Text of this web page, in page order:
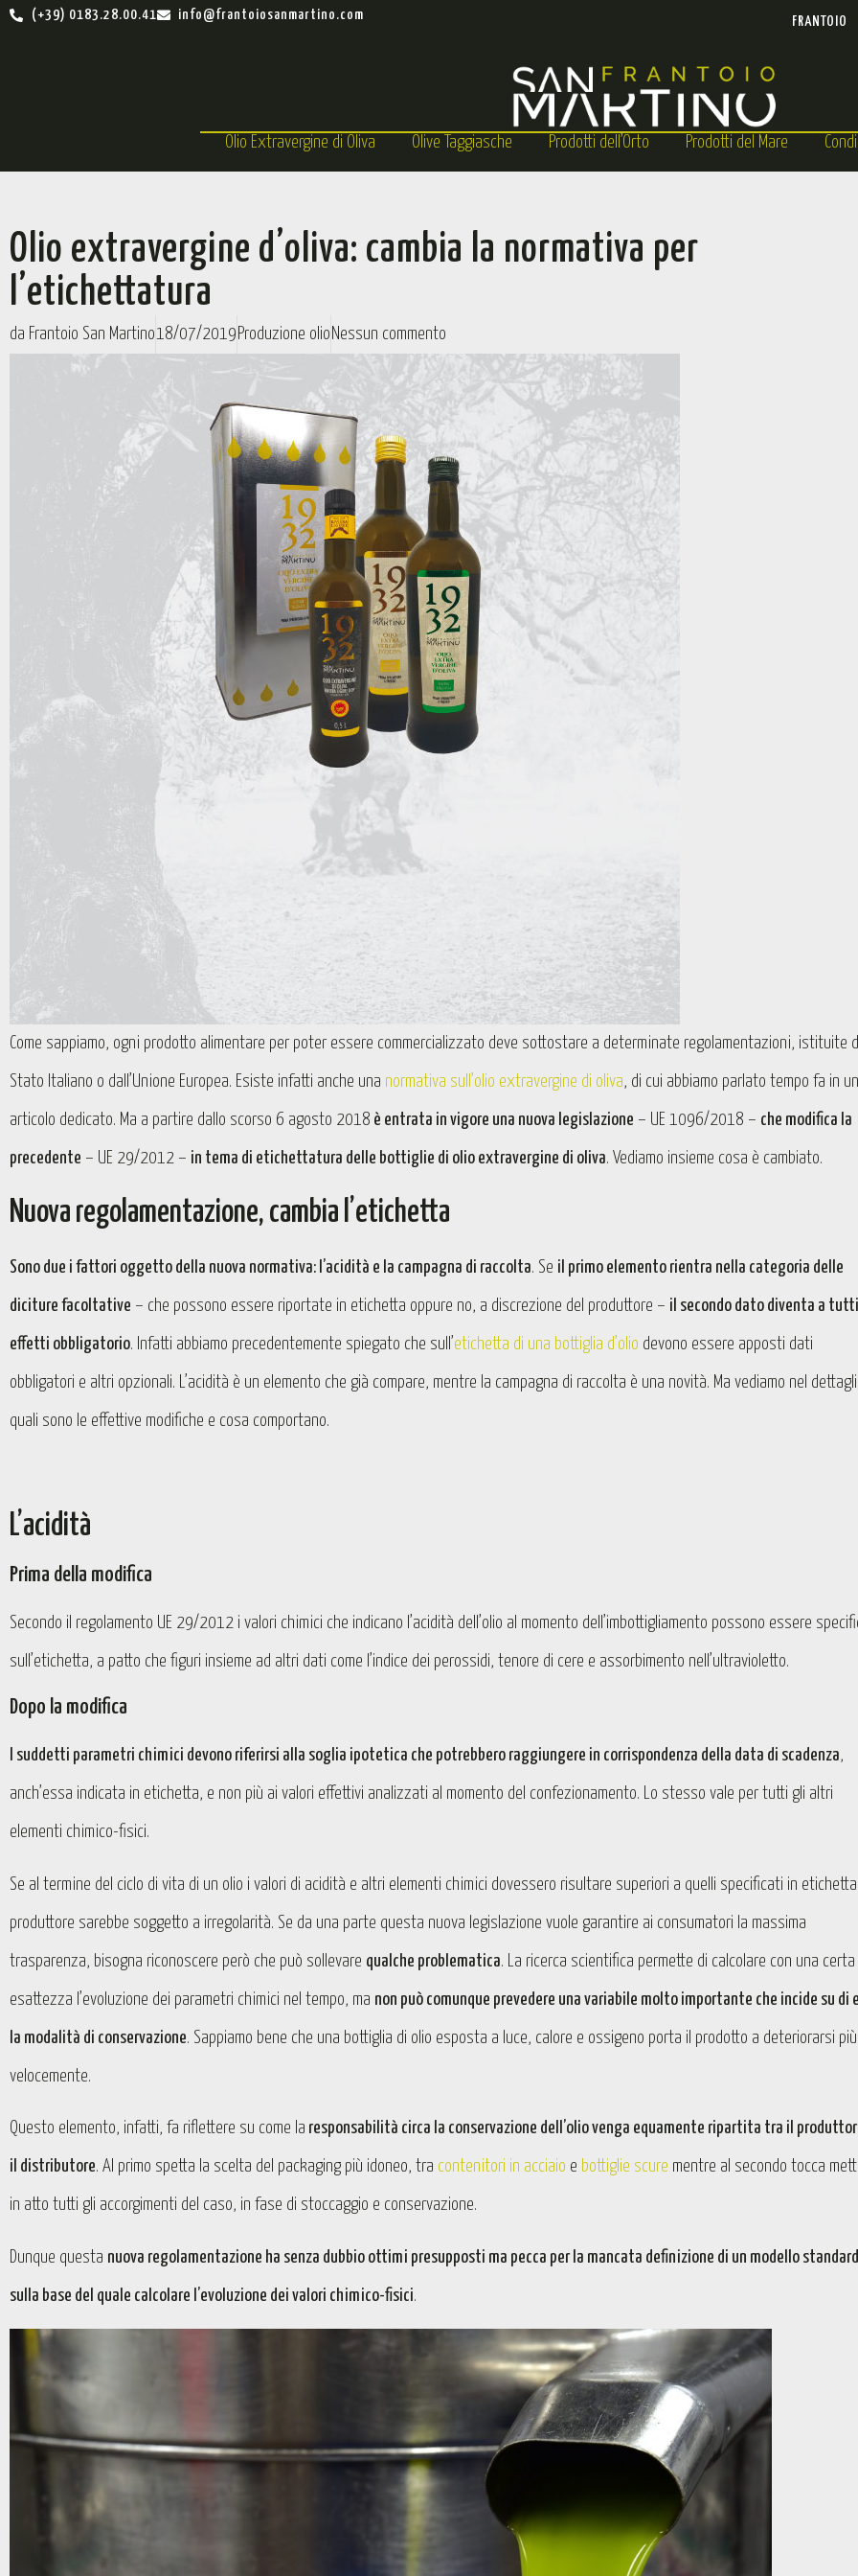
(+39) 0183.28.00.41 info@frantoiosanmartino.com FRANTOIO
Olio Extravergine di Oliva Olive Taggiasche Prodotti dell’Orto Prodotti del Mare
Olio extravergine d’oliva: cambia la normativa per
l’etichettatura
da Frantoio San Martino18/07/2019 Produzione olio Nessun commento
Come sappiamo, ogni prodotto alimentare per poter essere commercializzato deve sottostare a determinate regolamentazioni, istituite
Stato Italiano o dall’Unione Europea. Esiste infatti anche una normativa sull’olio extravergine di oliva, di cui abbiamo parlato tempo fa in un
articolo dedicato. Ma a partire dallo scorso 6 agosto 2018 è entrata in vigore una nuova legislazione – UE 1096/2018 – che modifica la
precedente – UE 29/2012 – in tema di etichettatura delle bottiglie di olio extravergine di oliva. Vediamo insieme cosa è cambiato.
Nuova regolamentazione, cambia l’etichetta
Sono due i fattori oggetto della nuova normativa: l’acidità e la campagna di raccolta. Se il primo elemento rientra nella categoria delle
diciture facoltative – che possono essere riportate in etichetta oppure no, a discrezione del produttore – il secondo dato diventa a
effetti obbligatorio. Infatti abbiamo precedentemente spiegato che sull’etichetta di una bottiglia d’olio devono essere apposti dati
obbligatori e altri opzionali. L’acidità è un elemento che già compare, mentre la campagna di raccolta è una novità. Ma vediamo nel
quali sono le effettive modifiche e cosa comportano.
L’acidità
Prima della modifica
Secondo il regolamento UE 29/2012 i valori chimici che indicano l’acidità dell’olio al momento dell’imbottigliamento possono essere
sull’etichetta, a patto che figuri insieme ad altri dati come l’indice dei perossidi, tenore di cere e assorbimento nell’ultravioletto.
Dopo la modifica
I suddetti parametri chimici devono riferirsi alla soglia ipotetica che potrebbero raggiungere in corrispondenza della data di scadenza,
anch’essa indicata in etichetta, e non più ai valori effettivi analizzati al momento del confezionamento. Lo stesso vale per tutti gli altri
elementi chimico-fisici.
Se al termine del ciclo di vita di un olio i valori di acidità e altri elementi chimici dovessero risultare superiori a quelli specificati in
produttore sarebbe soggetto a irregolarità. Se da una parte questa nuova legislazione vuole garantire ai consumatori la massima
trasparenza, bisogna riconoscere però che può sollevare qualche problematica. La ricerca scientifica permette di calcolare con una certa
esattezza l’evoluzione dei parametri chimici nel tempo, ma non può comunque prevedere una variabile molto importante che incide su di
la modalità di conservazione. Sappiamo bene che una bottiglia di olio esposta a luce, calore e ossigeno porta il prodotto a deteriorarsi più
velocemente.
Questo elemento, infatti, fa riflettere su come la responsabilità circa la conservazione dell’olio venga equamente ripartita tra il
il distributore. Al primo spetta la scelta del packaging più idoneo, tra contenitori in acciaio e bottiglie scure mentre al secondo tocca
in atto tutti gli accorgimenti del caso, in fase di stoccaggio e conservazione.
Dunque questa nuova regolamentazione ha senza dubbio ottimi presupposti ma pecca per la mancata definizione di un modello standard
sulla base del quale calcolare l’evoluzione dei valori chimico-fisici.